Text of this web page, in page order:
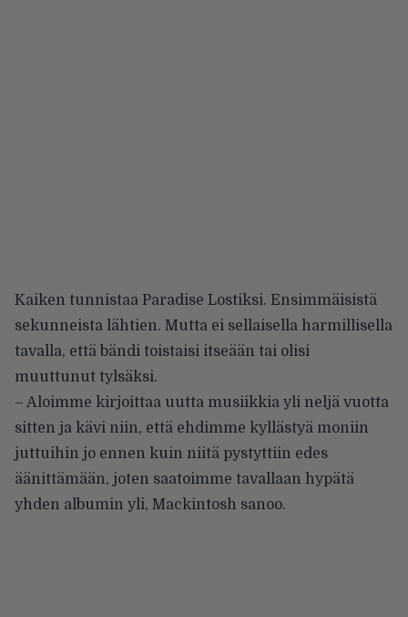
Kaiken tunnistaa Paradise Lostiksi. Ensimmäisistä
sekunneista lähtien. Mutta ei sellaisella harmillisella
tavalla, että bändi toistaisi itseään tai olisi
muuttunut tylsäksi.
– Aloimme kirjoittaa uutta musiikkia yli neljä vuotta
sitten ja kävi niin, että ehdimme kyllästyä moniin
juttuihin jo ennen kuin niitä pystyttiin edes
äänittämään, joten saatoimme tavallaan hypätä
yhden albumin yli, Mackintosh sanoo.